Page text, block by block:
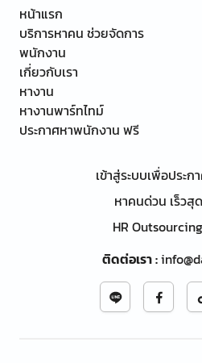
หน้าแรก
บริการหาคน ช่วยจัดการ
พนักงาน
เกี่ยวกับเรา
หางาน
หางานพาร์ทไทม์
ประกาศหาพนักงาน ฟรี
เข้าสู่ระบบเพื่อประ
หาคนด่วน เร็วสุ
HR
ติดต่อเรา: